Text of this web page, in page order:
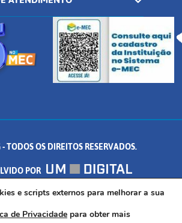
de ferramentas
TODOS OS DIREITOS RESERVADOS.
POR
328 - PALMEIRAS, FORMIGA/MG - CEP:
35.574.530
e scripts externos para melhorar a sua
de Privacidade para obter mais